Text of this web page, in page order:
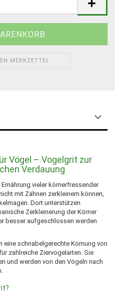
MERKZETTEL
Vögel – Vogelgrit zur
Verdauung
vieler körnerfressender
mit Zähnen zerkleinern können,
Dort unterstützen
Zerkleinerung der Körner
besser aufgeschlossen werden
eine schnabelgerechte Körnung von
zahlreiche Ziervogelarten. Sie
und werden von den Vögeln nach